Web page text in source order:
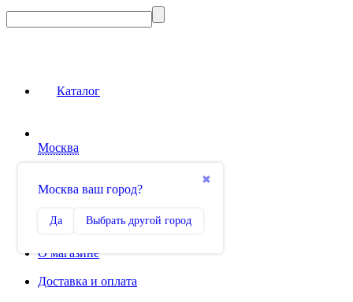
Каталог
Москва
✖
Москва ваш город?
Да Выбрать другой город
0
Избранное
О магазине
Доставка и оплата